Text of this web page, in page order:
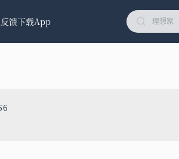
馈下载App